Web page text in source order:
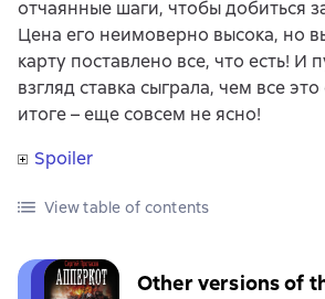
отчаянные шаги, чтобы добиться
Цена его неимоверно высока, но
карту поставлено все, что есть! И
взгляд ставка сыграла, чем все
итоге – еще совсем не ясно!
Spoiler
View table of contents
Other versions of